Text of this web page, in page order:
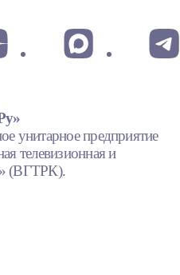
унитарное предприятие
телевизионная и
(ВГТРК).